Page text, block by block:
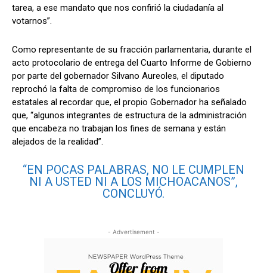
tarea, a ese mandato que nos confirió la ciudadanía al
votarnos”.
Como representante de su fracción parlamentaria, durante el
acto protocolario de entrega del Cuarto Informe de Gobierno
por parte del gobernador Silvano Aureoles, el diputado
reprochó la falta de compromiso de los funcionarios
estatales al recordar que, el propio Gobernador ha señalado
que, “algunos integrantes de estructura de la administración
que encabeza no trabajan los fines de semana y están
alejados de la realidad”.
“EN POCAS PALABRAS, NO LE CUMPLEN
NI A USTED NI A LOS MICHOACANOS”,
CONCLUYÓ.
- Advertisement -